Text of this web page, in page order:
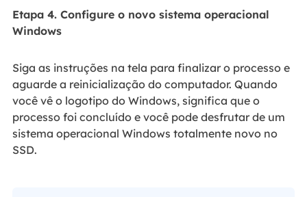
Etapa 4. Configure o novo sistema operacional
Windows
Siga as instruções na tela para finalizar o processo e
aguarde a reinicialização do computador. Quando
você vê o logotipo do Windows, significa que o
processo foi concluído e você pode desfrutar de um
sistema operacional Windows totalmente novo no
SSD.